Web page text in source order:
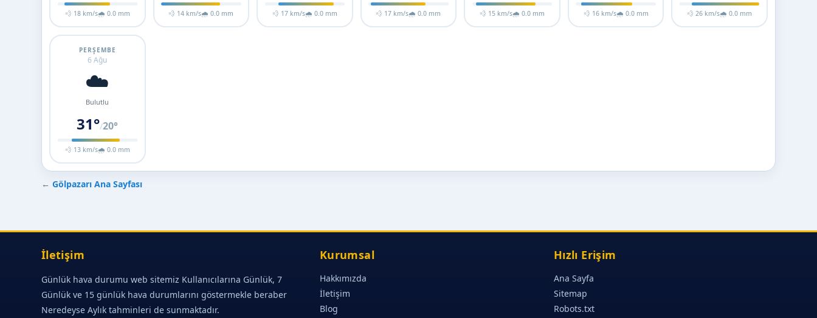
💨 18 km/s🌧 0.0 mm 💨 14 km/s🌧 0.0 mm 💨 17 km/s🌧 0.0 mm 💨 17 km/s🌧 0.0 mm 💨 15 km/s🌧 0.0 mm 💨 16 km/s🌧 0.0 mm 💨 26 km/s🌧 0.0 mm
PERŞEMBE
6 Ağu
☁️
Bulutlu
31°/20°
💨 13 km/s🌧 0.0 mm
← Gölpazarı Ana Sayfası
İletişim
Günlük hava durumu web sitemiz Kullanıcılarına Günlük, 7
Günlük ve 15 günlük hava durumlarını göstermekle beraber
Neredeyse Aylık tahminleri de sunmaktadır.
Kurumsal
Hakkımızda
İletişim
Blog
Hızlı Erişim
Ana Sayfa
Sitemap
Robots.txt